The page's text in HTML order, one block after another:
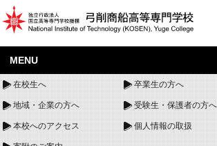
MENU
在校生へ 卒業生の方へ
地域・企業の方へ 受験生・保護者の方へ
本校へのアクセス 個人情報の取扱